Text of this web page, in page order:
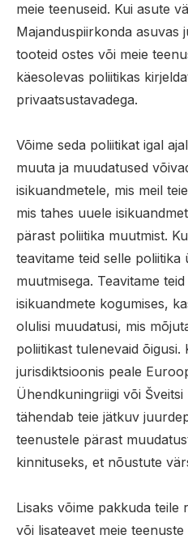
meie teenuseid. Kui asute
Majanduspiirkonda asuvas
tooteid ostes või meie
käesolevas poliitikas
privaatsustavadega.
Võime seda poliitikat igal
muuta ja muudatused
isikuandmetele, mis meil
mis tahes uuele
pärast poliitika muutmist.
teavitame teid selle
muutmisega. Teavitame
isikuandmete kogumises,
olulisi muudatusi, mis
poliitikast tulenevaid õigusi.
jurisdiktsioonis peale
Ühendkuningriigi või
tähendab teie jätkuv
teenustele pärast
kinnituseks, et nõustute
Lisaks võime pakkuda teile
või lisateavet meie